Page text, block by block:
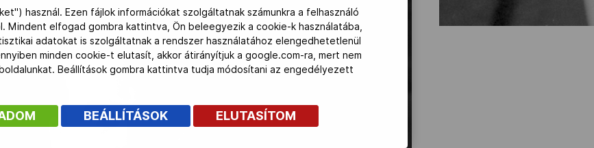
használ. Ezen fájlok információkat szolgáltatnak számunkra a felhasználó
Mindent elfogad gombra kattintva, Ön beleegyezik a cookie-k használatába,
adatokat is szolgáltatnak a rendszer használatához elengedhetetlenül
minden cookie-t elutasít, akkor átirányítjuk a google.com-ra, mert nem
Beállítások gombra kattintva tudja módosítani az engedélyezett
BEÁLLÍTÁSOK ELUTASÍTOM